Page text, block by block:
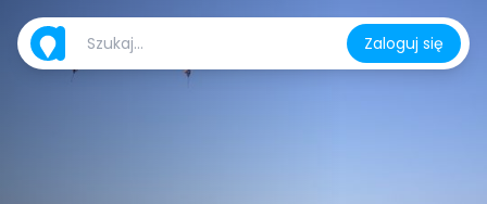
Zaloguj się